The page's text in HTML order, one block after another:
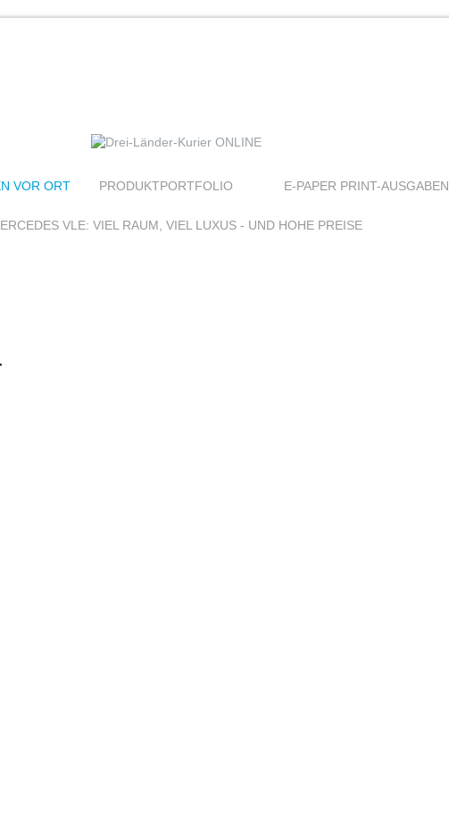
VOR ORT PRODUKTPORTFOLIO E-PAPER PRINT-AUSGABEN
VLE: VIEL RAUM, VIEL LUXUS - UND HOHE PREISE